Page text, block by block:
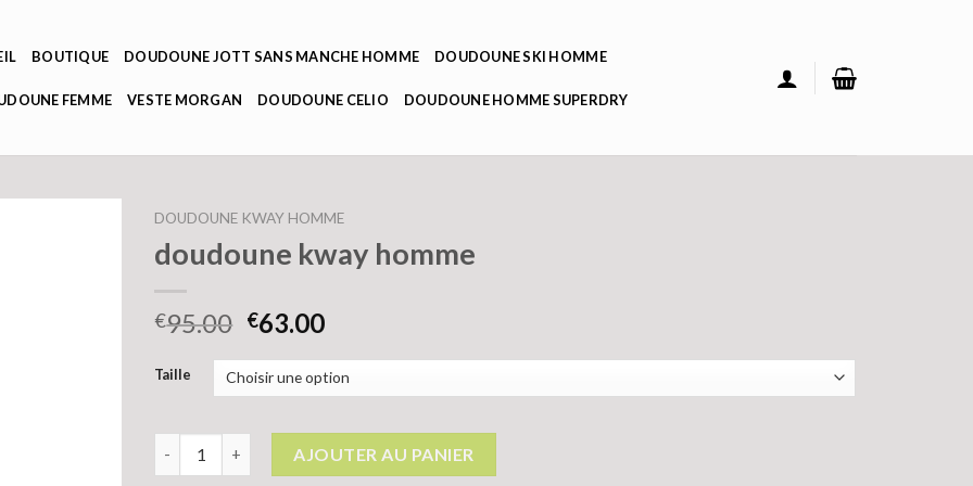
BOUTIQUE DOUDOUNE JOTT SANS MANCHE HOMME DOUDOUNE SKI HOMME
FEMME VESTE MORGAN DOUDOUNE CELIO DOUDOUNE HOMME SUPERDRY
DOUDOUNE KWAY HOMME
doudoune kway homme
€95.00 €63.00
Taille
AJOUTER AU PANIER